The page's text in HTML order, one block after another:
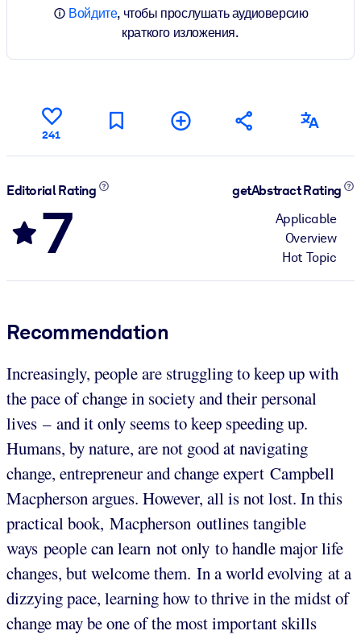
Войдите, чтобы прослушать аудиоверсию
краткого изложения.
241
Editorial Rating
7
getAbstract Rating
Applicable
Overview
Hot Topic
Recommendation
Increasingly, people are struggling to keep up with
the pace of change in society and their personal
lives – and it only seems to keep speeding up.
Humans, by nature, are not good at navigating
change, entrepreneur and change expert Campbell
Macpherson argues. However, all is not lost. In this
practical book, Macpherson outlines tangible
ways people can learn not only to handle major life
changes, but welcome them. In a world evolving at a
dizzying pace, learning how to thrive in the midst of
change may be one of the most important skills